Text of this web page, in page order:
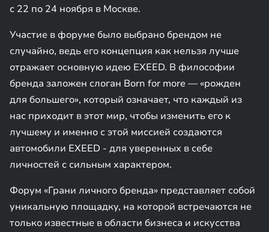
с 22 по 24 ноября в Москве.
Участие в форуме было выбрано брендом не
случайно, ведь его концепция как нельзя лучше
отражает основную идею EXEED. В философии
бренда заложен слоган Born for more — «рожден
для большего», который означает, что каждый из
нас приходит в этот мир, чтобы изменить его к
лучшему и именно с этой миссией создаются
автомобили EXEED - для уверенных в себе
личностей с сильным характером.
Форум «Грани личного бренда» представляет собой
уникальную площадку, на которой встречаются не
только известные в области бизнеса и искусства